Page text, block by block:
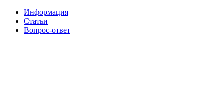
Информация
Статьи
Вопрос-ответ